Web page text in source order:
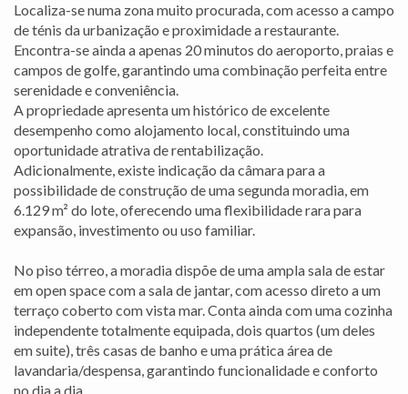
Localiza-se numa zona muito procurada, com acesso a campo
de ténis da urbanização e proximidade a restaurante.
Encontra-se ainda a apenas 20 minutos do aeroporto, praias e
campos de golfe, garantindo uma combinação perfeita entre
serenidade e conveniência.
A propriedade apresenta um histórico de excelente
desempenho como alojamento local, constituindo uma
oportunidade atrativa de rentabilização.
Adicionalmente, existe indicação da câmara para a
possibilidade de construção de uma segunda moradia, em
6.129 m² do lote, oferecendo uma flexibilidade rara para
expansão, investimento ou uso familiar.
No piso térreo, a moradia dispõe de uma ampla sala de estar
em open space com a sala de jantar, com acesso direto a um
terraço coberto com vista mar. Conta ainda com uma cozinha
independente totalmente equipada, dois quartos (um deles
em suite), três casas de banho e uma prática área de
lavandaria/despensa, garantindo funcionalidade e conforto
no dia a dia.